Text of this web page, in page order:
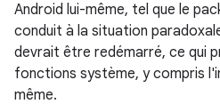
Android lui-même, tel que le
conduit à la situation
devrait être redémarré, ce qui
fonctions système, y compris
même.